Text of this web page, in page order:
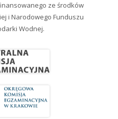
ze środków
i Narodowego Funduszu
Wodnej.